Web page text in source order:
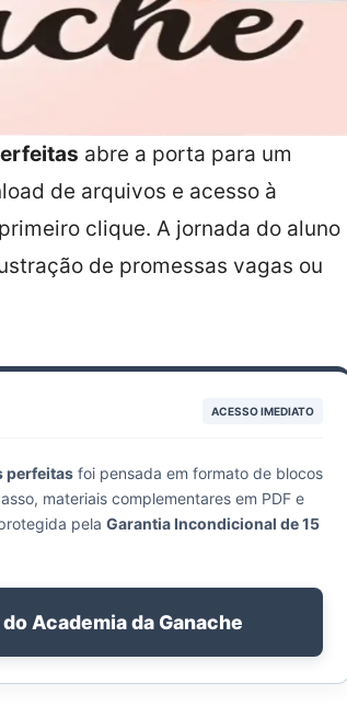
abre a porta para um
de arquivos e acesso à
clique. A jornada do aluno
de promessas vagas ou
ACESSO IMEDIATO
perfeitasfoi pensada em formato de blocos
materiais complementares em PDF e
pela Garantia Incondicional de 15
Academia da Ganache